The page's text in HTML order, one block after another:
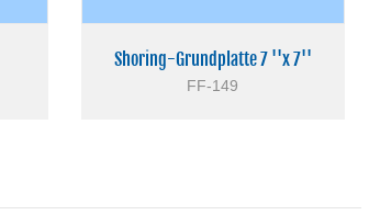
Shoring-Grundplatte 7 ''x 7''
FF-149